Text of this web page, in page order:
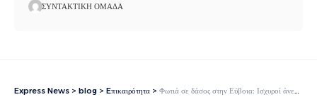
ΣΥΝΤΑΚΤΙΚΉ ΟΜΆΔΑ
Express News > blog > Eπικαιρότητα > Φωτιά σε δάσος στην Εύβοια: Ισχυροί άνεμοι στην περιοχή – Μήνυμα του 112 για εκκένωση του χωριού Πισσώνας